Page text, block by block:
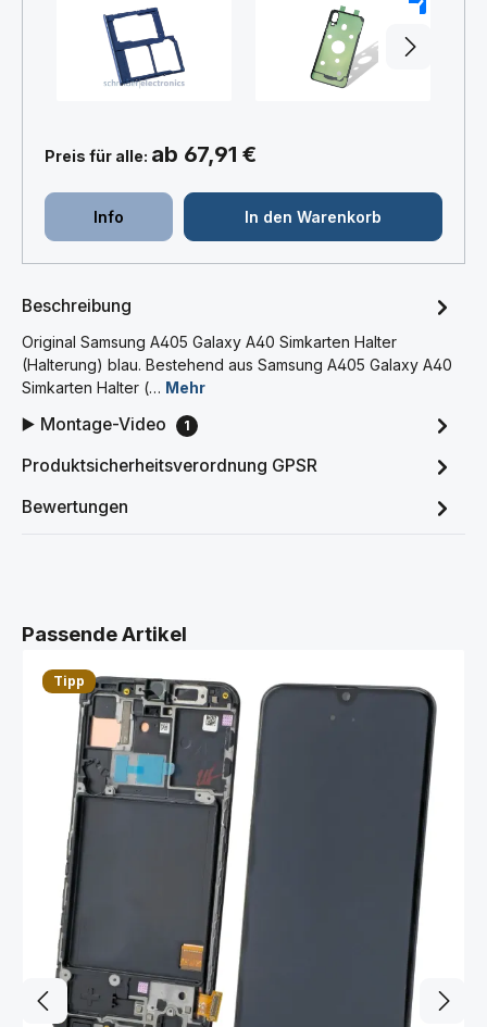
Preis für alle: ab 67,91 €
Info In den Warenkorb
Beschreibung
Original Samsung A405 Galaxy A40 Simkarten Halter
(Halterung) blau. Bestehend aus Samsung A405 Galaxy A40
Simkarten Halter (… Mehr
▶️ Montage-Video 1
Produktsicherheitsverordnung GPSR
Bewertungen
Produktgalerie überspringen
Passende Artikel
Tipp